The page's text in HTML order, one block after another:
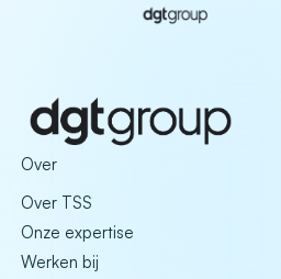
Over
Over TSS
Onze expertise
Werken bij